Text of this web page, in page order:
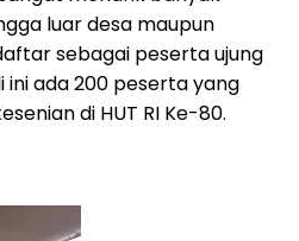
luar desa maupun
sebagai peserta ujung
ini ada 200 peserta yang
di HUT RI Ke-80.